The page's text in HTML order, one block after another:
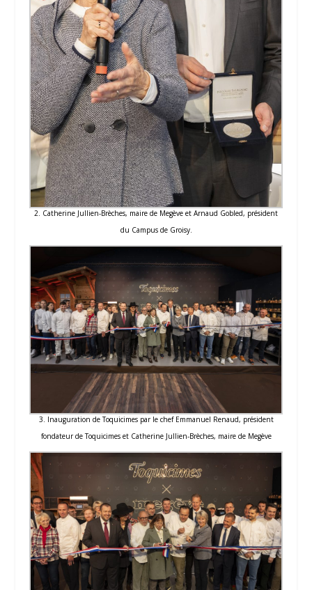
2. Catherine Jullien-Brèches, maire de Megève et Arnaud Gobled, président
du Campus de Groisy.
3. Inauguration de Toquicimes par le chef Emmanuel Renaud, président
fondateur de Toquicimes et Catherine Jullien-Brèches, maire de Megève